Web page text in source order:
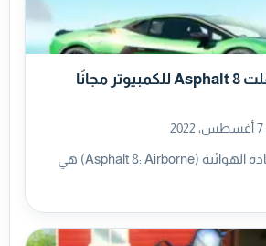
تحميل لعبة أسفلت Asphalt 8 للكمبيوتر مجانًا
7 أغسطس، 2022
لعبة أسفلت 8 القيادة الهوائية (Asphalt 8: Airborne) هي